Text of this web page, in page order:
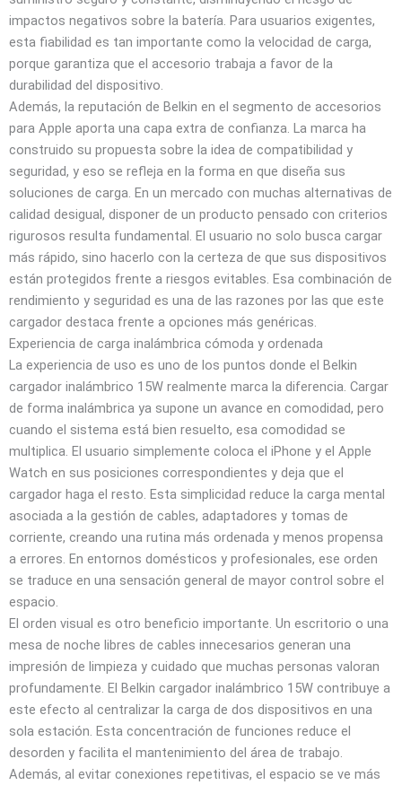
impactos negativos sobre la batería. Para usuarios exigentes,
esta fiabilidad es tan importante como la velocidad de carga,
porque garantiza que el accesorio trabaja a favor de la
durabilidad del dispositivo.
Además, la reputación de Belkin en el segmento de accesorios
para Apple aporta una capa extra de confianza. La marca ha
construido su propuesta sobre la idea de compatibilidad y
seguridad, y eso se refleja en la forma en que diseña sus
soluciones de carga. En un mercado con muchas alternativas de
calidad desigual, disponer de un producto pensado con criterios
rigurosos resulta fundamental. El usuario no solo busca cargar
más rápido, sino hacerlo con la certeza de que sus dispositivos
están protegidos frente a riesgos evitables. Esa combinación de
rendimiento y seguridad es una de las razones por las que este
cargador destaca frente a opciones más genéricas.
Experiencia de carga inalámbrica cómoda y ordenada
La experiencia de uso es uno de los puntos donde el Belkin
cargador inalámbrico 15W realmente marca la diferencia. Cargar
de forma inalámbrica ya supone un avance en comodidad, pero
cuando el sistema está bien resuelto, esa comodidad se
multiplica. El usuario simplemente coloca el iPhone y el Apple
Watch en sus posiciones correspondientes y deja que el
cargador haga el resto. Esta simplicidad reduce la carga mental
asociada a la gestión de cables, adaptadores y tomas de
corriente, creando una rutina más ordenada y menos propensa
a errores. En entornos domésticos y profesionales, ese orden
se traduce en una sensación general de mayor control sobre el
espacio.
El orden visual es otro beneficio importante. Un escritorio o una
mesa de noche libres de cables innecesarios generan una
impresión de limpieza y cuidado que muchas personas valoran
profundamente. El Belkin cargador inalámbrico 15W contribuye a
este efecto al centralizar la carga de dos dispositivos en una
sola estación. Esta concentración de funciones reduce el
desorden y facilita el mantenimiento del área de trabajo.
Además, al evitar conexiones repetitivas, el espacio se ve más